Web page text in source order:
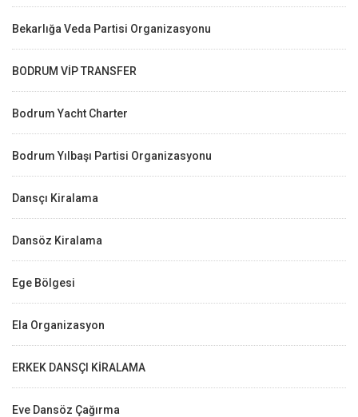
Bekarlığa Veda Partisi Organizasyonu
BODRUM VİP TRANSFER
Bodrum Yacht Charter
Bodrum Yılbaşı Partisi Organizasyonu
Dansçı Kiralama
Dansöz Kiralama
Ege Bölgesi
Ela Organizasyon
ERKEK DANSÇI KİRALAMA
Eve Dansöz Çağırma